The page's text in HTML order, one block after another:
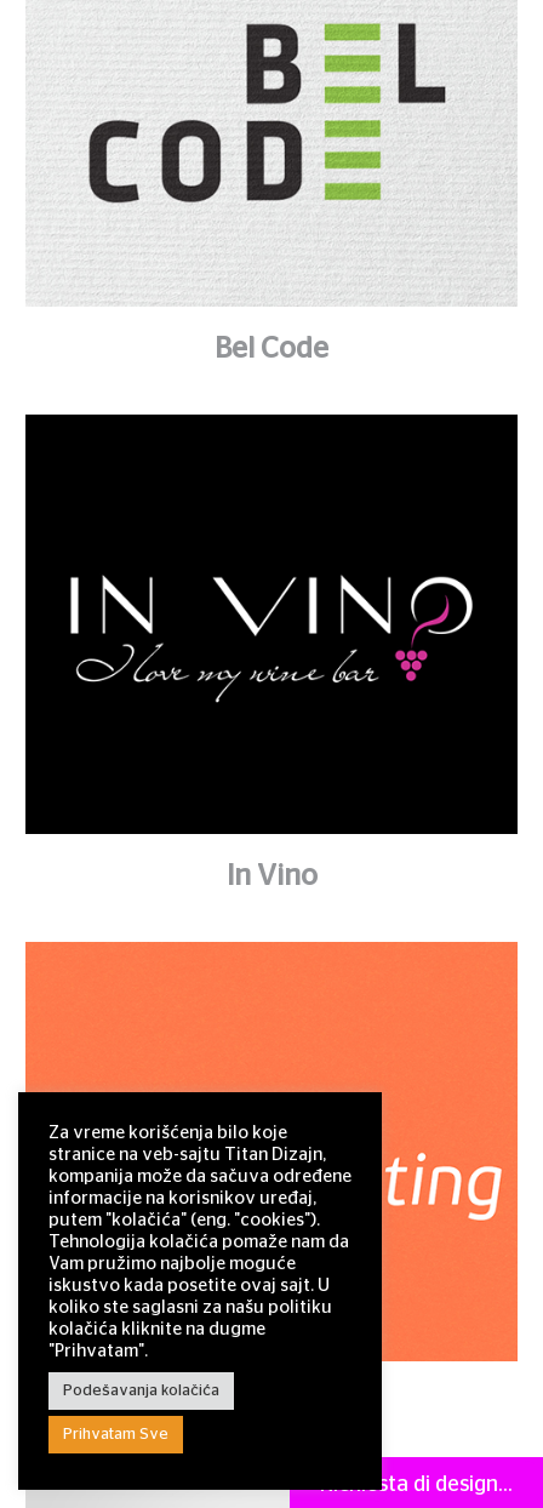
Bel Code
In Vino
Sajthosting
Richiesta di design...
Za vreme korišćenja bilo koje
stranice na veb-sajtu Titan Dizajn,
kompanija može da sačuva određene
informacije na korisnikov uređaj,
putem "kolačića" (eng. "cookies").
Tehnologija kolačića pomaže nam da
Vam pružimo najbolje moguće
iskustvo kada posetite ovaj sajt. U
koliko ste saglasni za našu politiku
kolačića kliknite na dugme
"Prihvatam".
Podešavanja kolačića
Prihvatam Sve